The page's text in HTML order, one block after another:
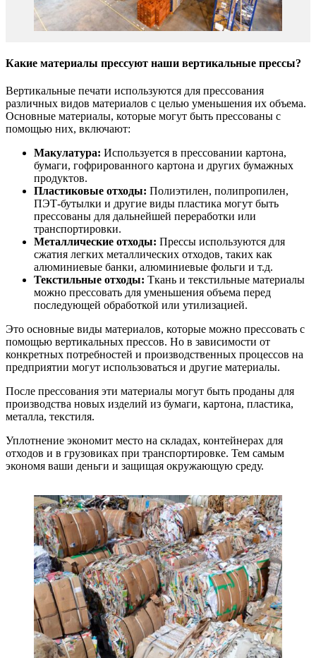
Какие материалы прессуют наши вертикальные прессы?
Вертикальные печати используются для прессования
различных видов материалов с целью уменьшения их объема.
Основные материалы, которые могут быть прессованы с
помощью них, включают:
Макулатура: Используется в прессовании картона,
бумаги, гофрированного картона и других бумажных
продуктов.
Пластиковые отходы: Полиэтилен, полипропилен,
ПЭТ-бутылки и другие виды пластика могут быть
прессованы для дальнейшей переработки или
транспортировки.
Металлические отходы: Прессы используются для
сжатия легких металлических отходов, таких как
алюминиевые банки, алюминиевые фольги и т.д.
Текстильные отходы: Ткань и текстильные материалы
можно прессовать для уменьшения объема перед
последующей обработкой или утилизацией.
Это основные виды материалов, которые можно прессовать с
помощью вертикальных прессов. Но в зависимости от
конкретных потребностей и производственных процессов на
предприятии могут использоваться и другие материалы.
После прессования эти материалы могут быть проданы для
производства новых изделий из бумаги, картона, пластика,
металла, текстиля.
Уплотнение экономит место на складах, контейнерах для
отходов и в грузовиках при транспортировке. Тем самым
экономя ваши деньги и защищая окружающую среду.